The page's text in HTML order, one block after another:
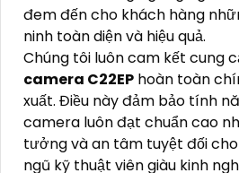
đem đến cho khách hàng
ninh toàn diện và hiệu quả.
Chúng tôi luôn cam kết cung
camera C22EP hoàn toàn
xuất. Điều này đảm bảo tính
camera luôn đạt chuẩn cao
tưởng và an tâm tuyệt đối
ngũ kỹ thuật viên giàu kinh